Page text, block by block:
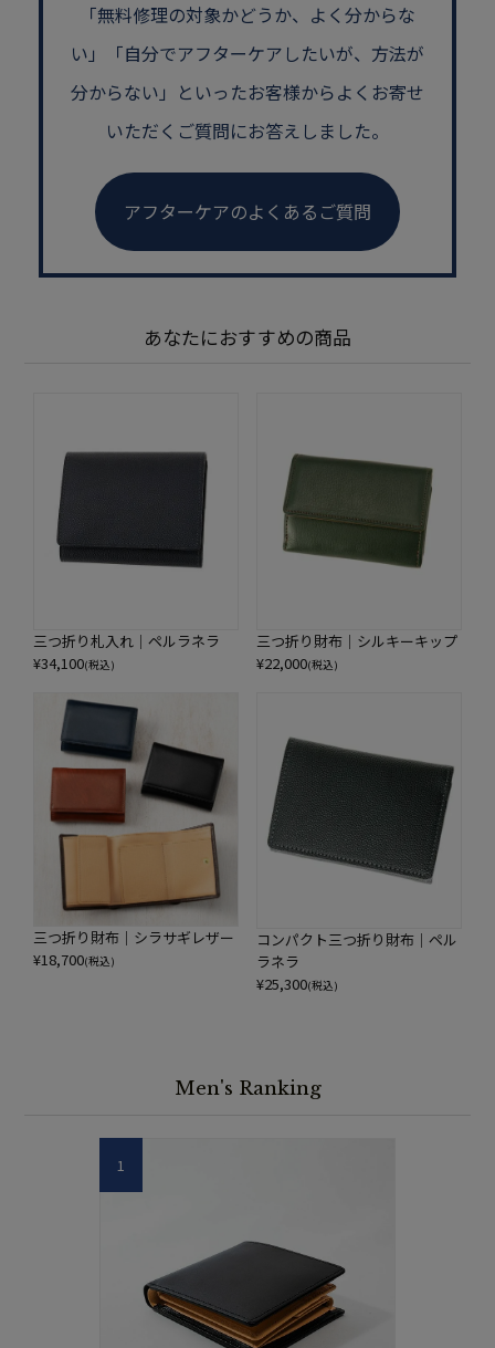
「無料修理の対象かどうか、よく分からな
い」
「自分でアフターケアしたいが、方法が
分からない」といったお客様からよくお寄せ
いただくご質問にお答えしました。
アフターケアのよくあるご質問
あなたにおすすめの商品
三つ折り札入れ｜ペルラネラ
¥34,100(税込)
三つ折り財布｜シルキーキップ
¥22,000(税込)
三つ折り財布｜シラサギレザー
¥18,700(税込)
コンパクト三つ折り財布｜ペル
ラネラ
¥25,300(税込)
Men's Ranking
1